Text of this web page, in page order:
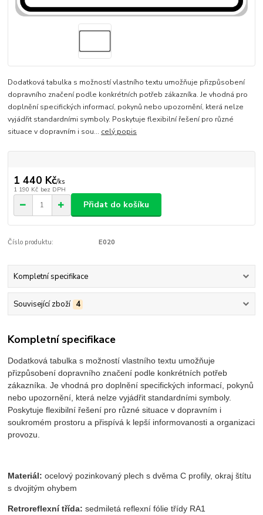
Dodatková tabulka s možností vlastního textu umožňuje přizpůsobení
dopravního značení podle konkrétních potřeb zákazníka. Je vhodná pro
doplnění specifických informací, pokynů nebo upozornění, která nelze
vyjádřit standardními symboly. Poskytuje flexibilní řešení pro různé
situace v dopravním i sou... celý popis
1 440 Kč/ks
1 190 Kč bez DPH
Přidat do košíku
Číslo produktu: E020
Kompletní specifikace
Související zboží 4
Kompletní specifikace
Dodatková tabulka s možností vlastního textu umožňuje
přizpůsobení dopravního značení podle konkrétních potřeb
zákazníka. Je vhodná pro doplnění specifických informací, pokynů
nebo upozornění, která nelze vyjádřit standardními symboly.
Poskytuje flexibilní řešení pro různé situace v dopravním i
soukromém prostoru a přispívá k lepší informovanosti a organizaci
provozu.
Materiál: ocelový pozinkovaný plech s dvěma C profily, okraj štítu
s dvojitým ohybem
Retroreflexní třída: sedmiletá reflexní fólie třídy RA1